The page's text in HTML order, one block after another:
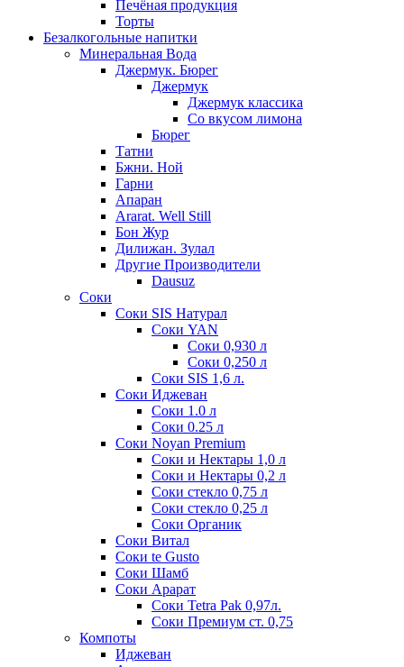
Печёная продукция
Торты
Безалкогольные напитки
Минеральная Вода
Джермук. Бюрег
Джермук
Джермук классика
Со вкусом лимона
Бюрег
Татни
Бжни. Ной
Гарни
Апаран
Ararat. Well Still
Бон Жур
Дилижан. Зулал
Другие Производители
Dausuz
Соки
Соки SIS Натурал
Соки YAN
Соки 0,930 л
Соки 0,250 л
Соки SIS 1,6 л.
Соки Иджеван
Соки 1.0 л
Соки 0.25 л
Соки Noyan Premium
Соки и Нектары 1,0 л
Соки и Нектары 0,2 л
Соки стекло 0,75 л
Соки стекло 0,25 л
Соки Органик
Соки Витал
Соки te Gusto
Соки Шамб
Соки Арарат
Соки Tetra Pak 0,97л.
Соки Премиум ст. 0,75
Компоты
Иджеван